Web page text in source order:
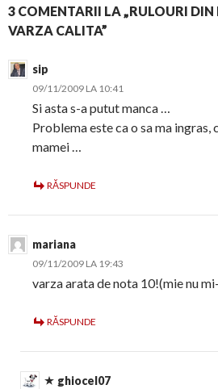
3 COMENTARII LA „RULOURI DIN
VARZA CALITA”
sip
09/11/2009 LA 10:41
Si asta s-a putut manca …
Problema este ca o sa ma
mamei …
RĂSPUNDE
mariana
09/11/2009 LA 19:43
varza arata de nota 10!(mie nu
RĂSPUNDE
ghiocel07